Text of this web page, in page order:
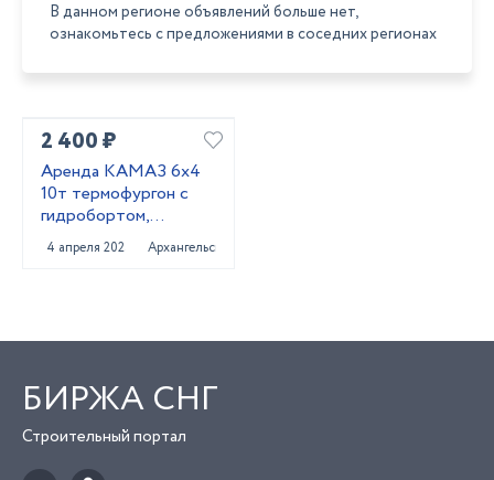
В данном регионе объявлений больше нет,
ознакомьтесь с предложениями в соседних регионах
2 400 ₽
Аренда КАМАЗ 6х4
10т термофургон с
гидробортом,
Архангельск
4 апреля 2025 Архангельск
БИРЖА СНГ
Строительный портал